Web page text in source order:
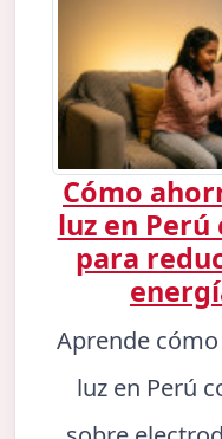
Cómo
luz en
para
Aprende
luz en Perú